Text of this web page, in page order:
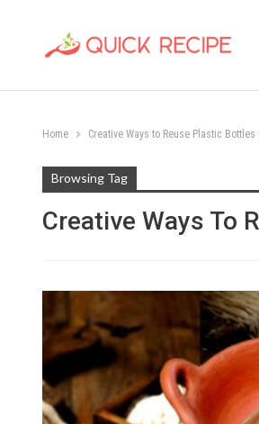
Home Creative Ways to Reuse Plastic Bottles
Browsing Tag
Creative Ways To